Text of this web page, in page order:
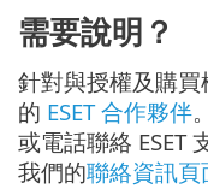
需要說明？
針對與授權及購
的 ESET 合作夥伴
或電話聯絡 ESET
我們的聯絡資訊頁